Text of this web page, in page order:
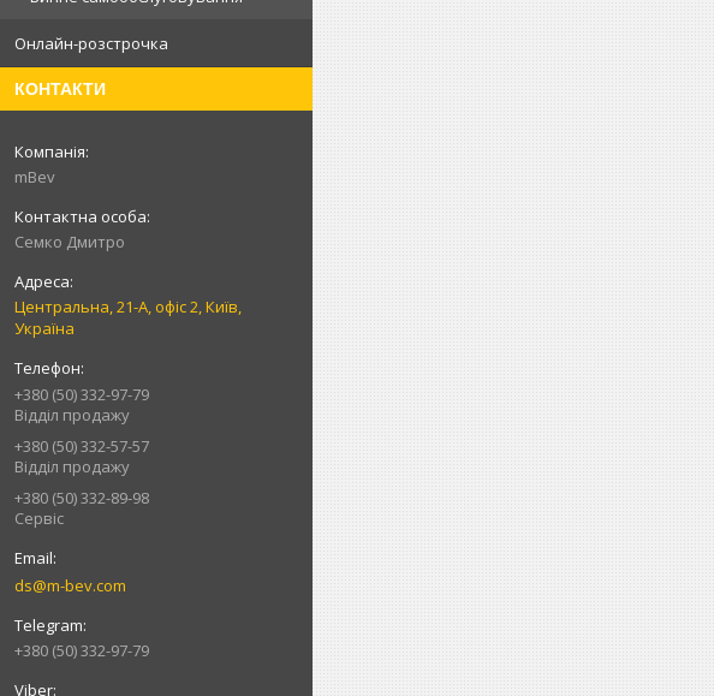
Онлайн-розстрочка
КОНТАКТИ
mBev
Cемко Дмитро
Центральна, 21-А, офіс 2, Київ,
Україна
+380 (50) 332-97-79
Відділ продажу
+380 (50) 332-57-57
Відділ продажу
+380 (50) 332-89-98
Сервіс
ds@m-bev.com
+380 (50) 332-97-79